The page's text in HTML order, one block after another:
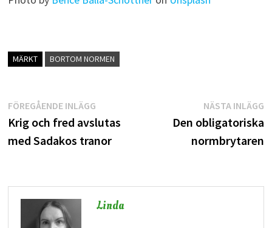
MÄRKT BORTOM NORMEN
Inläggsnavigering
FÖREGÅENDE INLÄGGFöregående
inlägg:
Krig och fred avslutas
med Sadakos tranor
NÄSTA INLÄGG
Den obligatoriska
normbrytaren
Linda